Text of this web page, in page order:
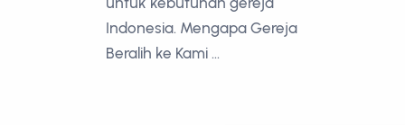
Indonesia. Mengapa Gereja
Beralih ke Kami ...